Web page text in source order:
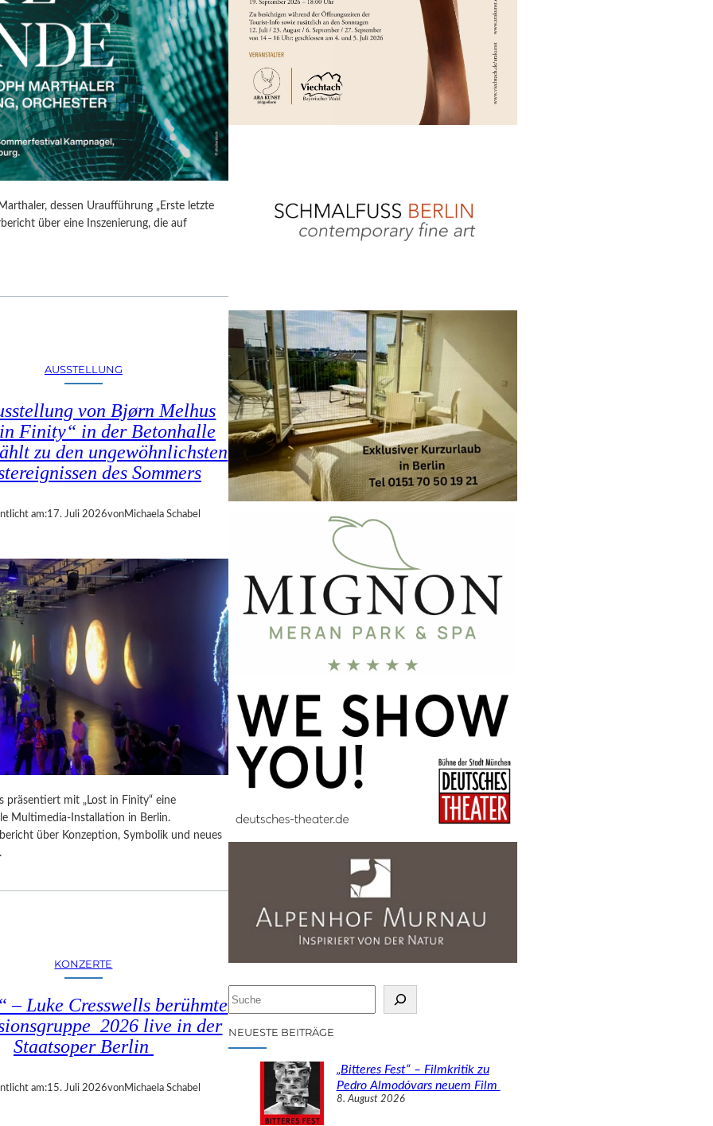
dessen Uraufführung „Erste letzte
über eine Inszenierung, die auf
AUSSTELLUNG
von Bjørn Melhus
Finity“ in der Betonhalle
zu den ungewöhnlichsten
des Sommers
am:17. Juli 2026vonMichaela Schabel
präsentiert mit „Lost in Finity“ eine
Multimedia-Installation in Berlin.
über Konzeption, Symbolik und neues
KONZERTE
– Luke Cresswells berühmte
2026 live in der
Staatsoper Berlin
am:15. Juli 2026vonMichaela Schabel
S
u
c
h
NEUESTE BEITRÄGE
„Bitteres Fest“ – Filmkritik zu
Pedro Almodóvars neuem Film
8. August 2026